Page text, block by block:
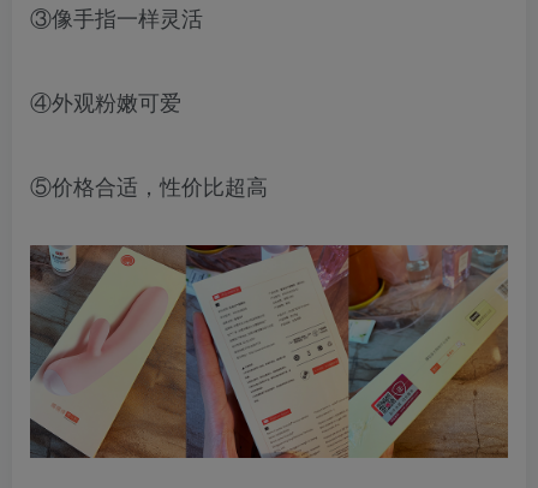
③像手指一样灵活
④外观粉嫩可爱
⑤价格合适，性价比超高